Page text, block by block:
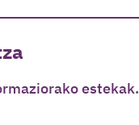
estekak.